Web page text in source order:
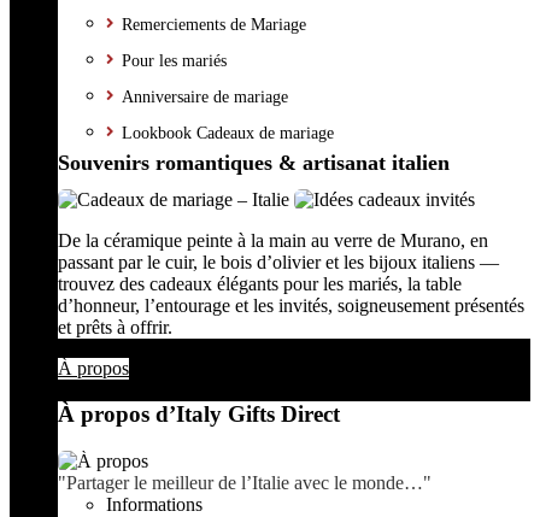
Remerciements de Mariage
Pour les mariés
Anniversaire de mariage
Lookbook Cadeaux de mariage
Souvenirs romantiques & artisanat italien
De la céramique peinte à la main au verre de Murano, en
passant par le cuir, le bois d’olivier et les bijoux italiens —
trouvez des cadeaux élégants pour les mariés, la table
d’honneur, l’entourage et les invités, soigneusement présentés
et prêts à offrir.
À propos
À propos d’Italy Gifts Direct
"Partager le meilleur de l’Italie avec le monde…"
Informations